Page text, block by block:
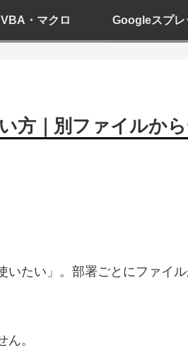
VBA・マクロ Googleスプレ
方｜別ファイルか
たい」。部署ごとにファイ
。